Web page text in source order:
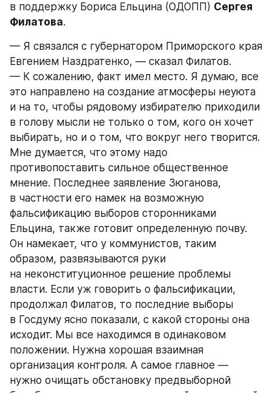
в поддержку Бориса Ельцина (ОДОПП) Сергея
Филатова.
— Я связался с губернатором Приморского края
Евгением Наздратенко, — сказал Филатов.
— К сожалению, факт имел место. Я думаю, все
это направлено на создание атмосферы неуюта
и на то, чтобы рядовому избирателю приходили
в голову мысли не только о том, кого он хочет
выбирать, но и о том, что вокруг него творится.
Мне думается, что этому надо
противопоставить сильное общественное
мнение. Последнее заявление Зюганова,
в частности его намек на возможную
фальсификацию выборов сторонниками
Ельцина, также готовит определенную почву.
Он намекает, что у коммунистов, таким
образом, развязываются руки
на неконституционное решение проблемы
власти. Если уж говорить о фальсификации,
продолжал Филатов, то последние выборы
в Госдуму ясно показали, с какой стороны она
исходит. Мы все находимся в одинаковом
положении. Нужна хорошая взаимная
организация контроля. А самое главное —
нужно очищать обстановку предвыборной